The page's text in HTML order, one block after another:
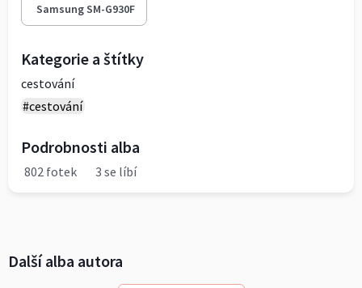
Samsung SM-G930F
Kategorie a štítky
cestování
#cestování
Podrobnosti alba
802 fotek 3 se líbí
Další alba autora